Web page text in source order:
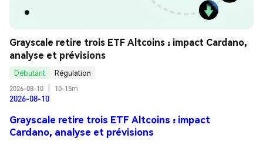
Grayscale retire trois ETF Altcoins : impact Cardano,
analyse et prévisions
Débutant
Régulation
2026-08-10
10-15m
2026-08-10
Grayscale retire trois ETF Altcoins : impact
Cardano, analyse et prévisions